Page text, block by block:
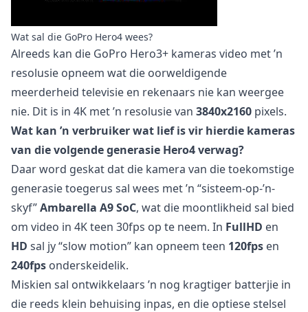
Wat sal die GoPro Hero4 wees?
Alreeds kan die GoPro Hero3+ kameras video met ’n
resolusie opneem wat die oorweldigende
meerderheid televisie en rekenaars nie kan weergee
nie. Dit is in 4K met ’n resolusie van 3840x2160 pixels.
Wat kan ’n verbruiker wat lief is vir hierdie kameras
van die volgende generasie Hero4 verwag?
Daar word geskat dat die kamera van die toekomstige
generasie toegerus sal wees met ’n “sisteem-op-’n-
skyf”Ambarella A9 SoC, wat die moontlikheid sal bied
om video in 4K teen 30fps op te neem. In FullHD en
HD sal jy “slow motion” kan opneem teen 120fps en
240fps onderskeidelik.
Miskien sal ontwikkelaars ’n nog kragtiger batterjie in
die reeds klein behuising inpas, en die optiese stelsel